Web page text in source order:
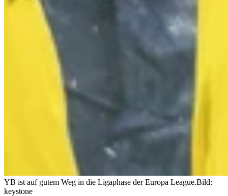
YB ist auf gutem Weg in die Ligaphase der Europa League.Bild:
keystone